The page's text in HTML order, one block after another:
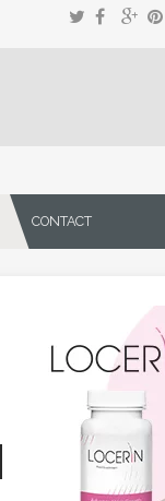
CONTACT